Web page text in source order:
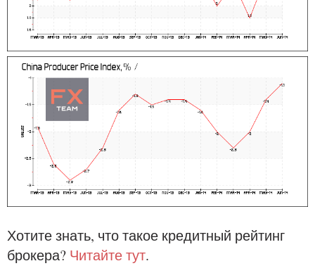
Хотите знать, что такое кредитный рейтинг
брокера? Читайте тут.